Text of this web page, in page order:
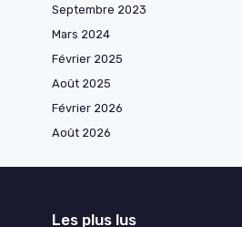
Septembre 2023
Mars 2024
Février 2025
Août 2025
Février 2026
Août 2026
Les plus lus